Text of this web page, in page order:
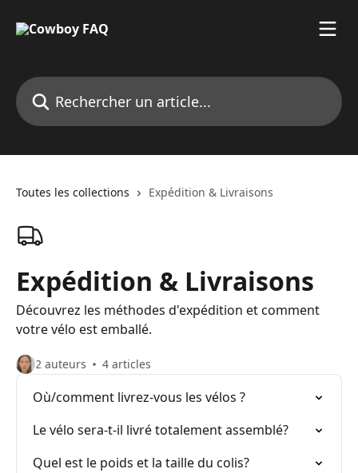
Rechercher un article...
Toutes les collections Expédition & Livraisons
Expédition & Livraisons
Découvrez les méthodes d'expédition et comment
votre vélo est emballé.
2 auteurs 4 articles
Où/comment livrez-vous les vélos ?
Le vélo sera-t-il livré totalement assemblé?
Quel est le poids et la taille du colis?